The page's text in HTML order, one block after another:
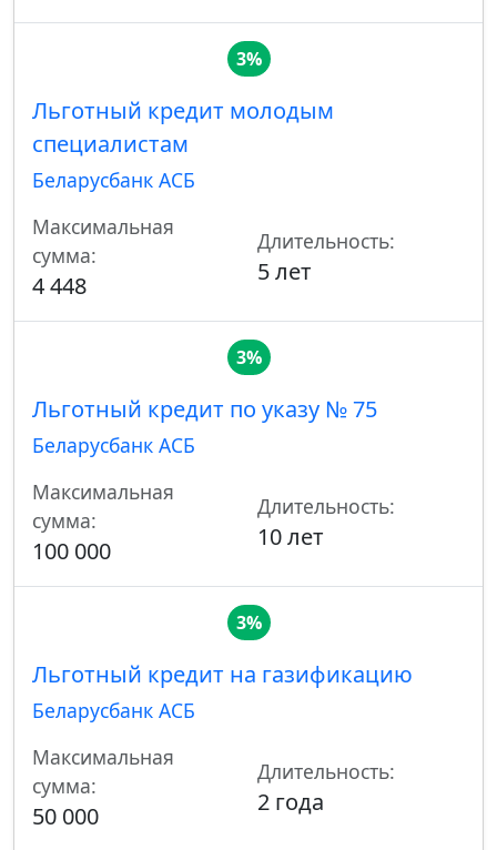
3%
Льготный кредит молодым
специалистам
Беларусбанк АСБ
Максимальная
сумма:
4 448
Длительность:
5 лет
3%
Льготный кредит по указу № 75
Беларусбанк АСБ
Максимальная
сумма:
100 000
Длительность:
10 лет
3%
Льготный кредит на газификацию
Беларусбанк АСБ
Максимальная
сумма:
50 000
Длительность:
2 года